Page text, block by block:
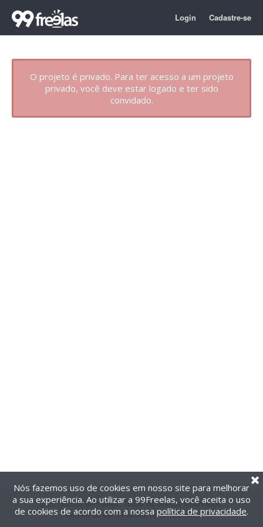
Login Cadastre-se
O projeto é privado. Para ter acesso a um projeto
privado, você deve estar logado e ter sido
convidado.
@2014-2026 99Freelas. Todos os direitos reservados.
Termos de uso| Política de privacidade
Nós fazemos uso de cookies em nosso site para melhorar
a sua experiência. Ao utilizar a 99Freelas, você aceita o uso
de cookies de acordo com a nossa política de privacidade.